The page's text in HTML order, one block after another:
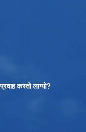
कस्तो लाग्यो?